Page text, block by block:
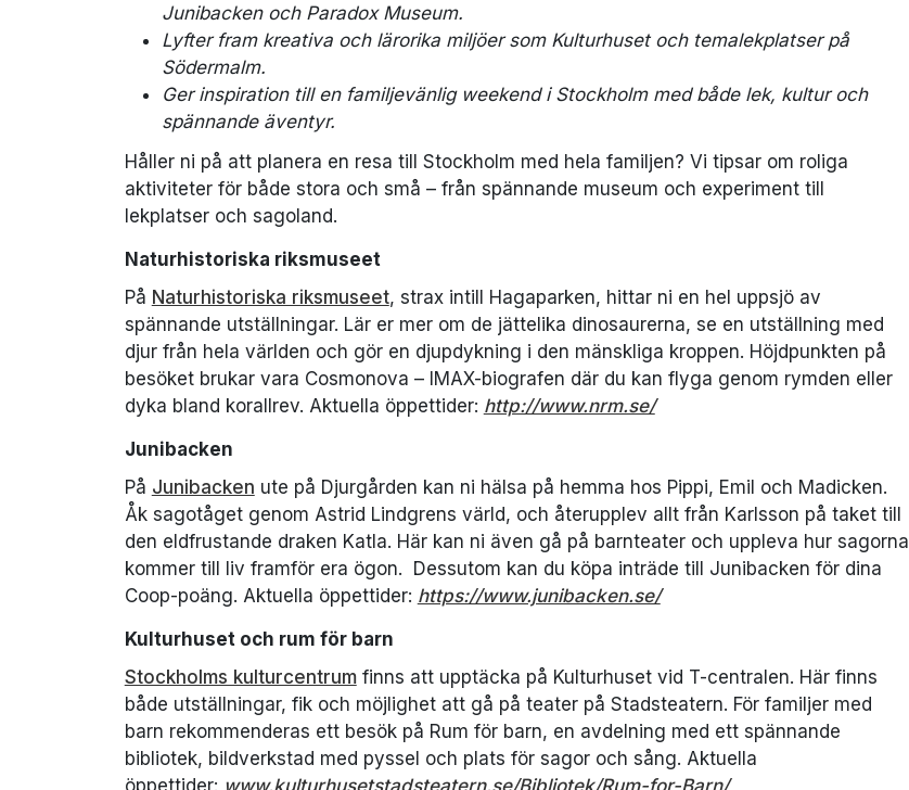
Junibacken och Paradox Museum.
Lyfter fram kreativa och lärorika miljöer som Kulturhuset och temalekplatser på
Södermalm.
Ger inspiration till en familjevänlig weekend i Stockholm med både lek, kultur och
spännande äventyr.
Håller ni på att planera en resa till Stockholm med hela familjen? Vi tipsar om roliga
aktiviteter för både stora och små – från spännande museum och experiment till
lekplatser och sagoland.
Naturhistoriska riksmuseet
På Naturhistoriska riksmuseet, strax intill Hagaparken, hittar ni en hel uppsjö av
spännande utställningar. Lär er mer om de jättelika dinosaurerna, se en utställning med
djur från hela världen och gör en djupdykning i den mänskliga kroppen. Höjdpunkten på
besöket brukar vara Cosmonova – IMAX-biografen där du kan flyga genom rymden eller
dyka bland korallrev. Aktuella öppettider: http://www.nrm.se/
Junibacken
På Junibacken ute på Djurgården kan ni hälsa på hemma hos Pippi, Emil och Madicken.
Åk sagotåget genom Astrid Lindgrens värld, och återupplev allt från Karlsson på taket till
den eldfrustande draken Katla. Här kan ni även gå på barnteater och uppleva hur sagorna
kommer till liv framför era ögon. Dessutom kan du köpa inträde till Junibacken för dina
Coop-poäng. Aktuella öppettider: https://www.junibacken.se/
Kulturhuset och rum för barn
Stockholms kulturcentrumfinns att upptäcka på Kulturhuset vid T-centralen. Här finns
både utställningar, fik och möjlighet att gå på teater på Stadsteatern. För familjer med
barn rekommenderas ett besök på Rum för barn, en avdelning med ett spännande
bibliotek, bildverkstad med pyssel och plats för sagor och sång. Aktuella
öppettider: www.kulturhusetstadsteatern.se/Bibliotek/Rum-for-Barn/